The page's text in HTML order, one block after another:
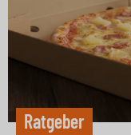
Ratgeber